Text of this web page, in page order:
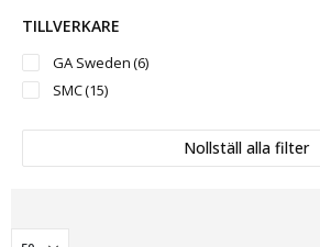
TILLVERKARE
GA Sweden(6)
SMC(15)
Nollställ alla filter